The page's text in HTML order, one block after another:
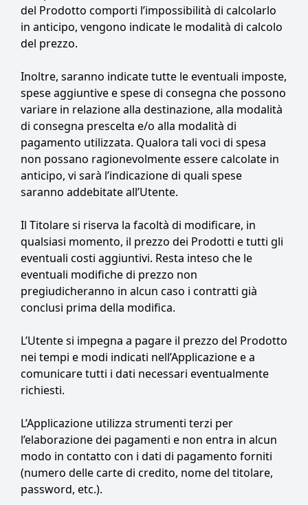
del Prodotto comporti l’impossibilità di calcolarlo
in anticipo, vengono indicate le modalità di calcolo
del prezzo.
Inoltre, saranno indicate tutte le eventuali imposte,
spese aggiuntive e spese di consegna che possono
variare in relazione alla destinazione, alla modalità
di consegna prescelta e/o alla modalità di
pagamento utilizzata. Qualora tali voci di spesa
non possano ragionevolmente essere calcolate in
anticipo, vi sarà l’indicazione di quali spese
saranno addebitate all’Utente.
Il Titolare si riserva la facoltà di modificare, in
qualsiasi momento, il prezzo dei Prodotti e tutti gli
eventuali costi aggiuntivi. Resta inteso che le
eventuali modifiche di prezzo non
pregiudicheranno in alcun caso i contratti già
conclusi prima della modifica.
L’Utente si impegna a pagare il prezzo del Prodotto
nei tempi e modi indicati nell’Applicazione e a
comunicare tutti i dati necessari eventualmente
richiesti.
L’Applicazione utilizza strumenti terzi per
l’elaborazione dei pagamenti e non entra in alcun
modo in contatto con i dati di pagamento forniti
(numero delle carte di credito, nome del titolare,
password, etc.).